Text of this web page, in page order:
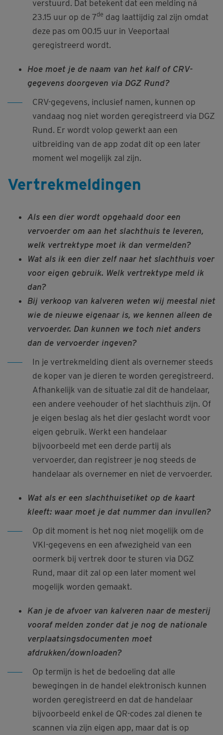
verstuurd. Dat betekent dat een melding ná
23.15 uur op de 7de dag laattijdig zal zijn omdat
deze pas om 00.15 uur in Veeportaal
geregistreerd wordt.
Hoe moet je de naam van het kalf of CRV-
gegevens doorgeven via DGZ Rund?
CRV-gegevens, inclusief namen, kunnen op
vandaag nog niet worden geregistreerd via DGZ
Rund. Er wordt volop gewerkt aan een
uitbreiding van de app zodat dit op een later
moment wel mogelijk zal zijn.
Vertrekmeldingen
Als een dier wordt opgehaald door een
vervoerder om aan het slachthuis te leveren,
welk vertrektype moet ik dan vermelden?
Wat als ik een dier zelf naar het slachthuis voer
voor eigen gebruik. Welk vertrektype meld ik
dan?
Bij verkoop van kalveren weten wij meestal niet
wie de nieuwe eigenaar is, we kennen alleen de
vervoerder. Dan kunnen we toch niet anders
dan de vervoerder ingeven?
In je vertrekmelding dient als overnemer steeds
de koper van je dieren te worden geregistreerd.
Afhankelijk van de situatie zal dit de handelaar,
een andere veehouder of het slachthuis zijn. Of
je eigen beslag als het dier geslacht wordt voor
eigen gebruik. Werkt een handelaar
bijvoorbeeld met een derde partij als
vervoerder, dan registreer je nog steeds de
handelaar als overnemer en niet de vervoerder.
Wat als er een slachthuisetiket op de kaart
kleeft: waar moet je dat nummer dan invullen?
Op dit moment is het nog niet mogelijk om de
VKI-gegevens en een afwezigheid van een
oormerk bij vertrek door te sturen via DGZ
Rund, maar dit zal op een later moment wel
mogelijk worden gemaakt.
Kan je de afvoer van kalveren naar de mesterij
vooraf melden zonder dat je nog de nationale
verplaatsingsdocumenten moet
afdrukken/downloaden?
Op termijn is het de bedoeling dat alle
bewegingen in de handel elektronisch kunnen
worden geregistreerd en dat de handelaar
bijvoorbeeld enkel de QR-codes zal dienen te
scannen via zijn eigen app, maar dat is op